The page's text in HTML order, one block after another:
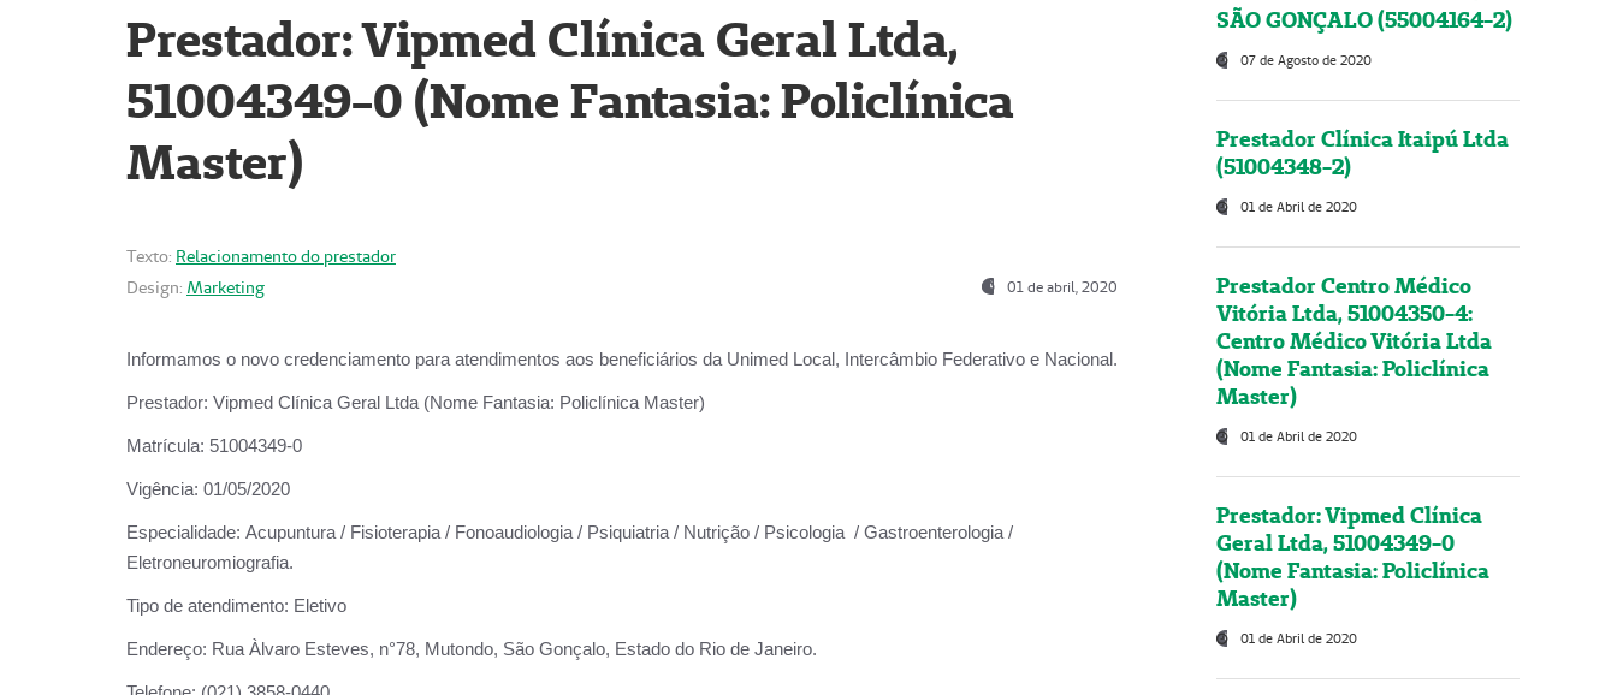
Prestador: Vipmed Clínica Geral Ltda,
51004349-0 (Nome Fantasia: Policlínica
Master)
Texto: Relacionamento do prestador
Design: Marketing 01 de abril, 2020
Informamos o novo credenciamento para atendimentos aos beneficiários da Unimed Local, Intercâmbio Federativo e Nacional.
Prestador: Vipmed Clínica Geral Ltda (Nome Fantasia: Policlínica Master)
Matrícula: 51004349-0
Vigência: 01/05/2020
Especialidade: Acupuntura / Fisioterapia / Fonoaudiologia / Psiquiatria / Nutrição / Psicologia / Gastroenterologia /
Eletroneuromiografia.
Tipo de atendimento: Eletivo
Endereço: Rua Àlvaro Esteves, n°78, Mutondo, São Gonçalo, Estado do Rio de Janeiro.
SÃO GONÇALO (55004164-2)
07 de Agosto de 2020
Prestador Clínica Itaipú Ltda
(51004348-2)
01 de Abril de 2020
Prestador Centro Médico
Vitória Ltda, 51004350-4:
Centro Médico Vitória Ltda
(Nome Fantasia: Policlínica
Master)
01 de Abril de 2020
Prestador: Vipmed Clínica
Geral Ltda, 51004349-0
(Nome Fantasia: Policlínica
Master)
01 de Abril de 2020